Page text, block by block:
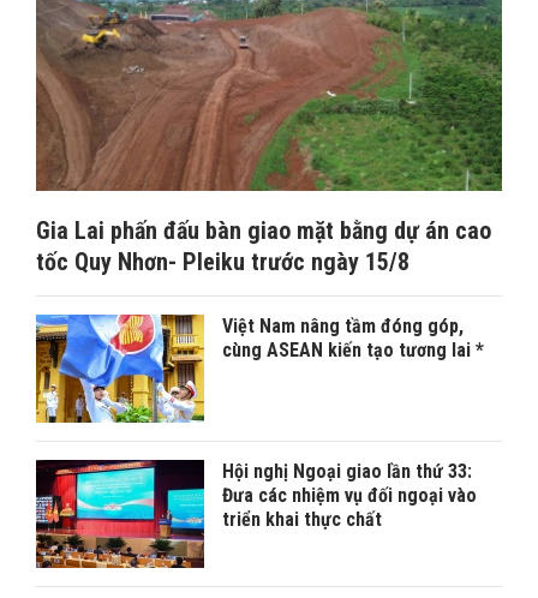
Gia Lai phấn đấu bàn giao mặt bằng dự án cao
tốc Quy Nhơn- Pleiku trước ngày 15/8
Việt Nam nâng tầm đóng góp,
cùng ASEAN kiến tạo tương lai *
Hội nghị Ngoại giao lần thứ 33:
Đưa các nhiệm vụ đối ngoại vào
triển khai thực chất